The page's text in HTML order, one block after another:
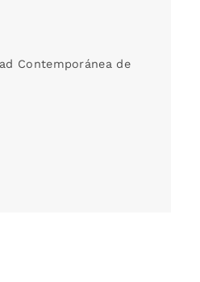
Contemporánea de